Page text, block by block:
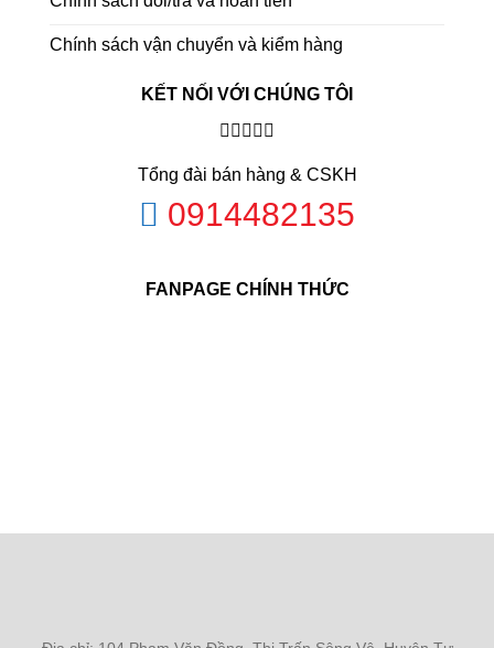
Chính sách vận chuyển và kiểm hàng
KẾT NỐI VỚI CHÚNG TÔI
Tổng đài bán hàng & CSKH
0914482135
FANPAGE CHÍNH THỨC